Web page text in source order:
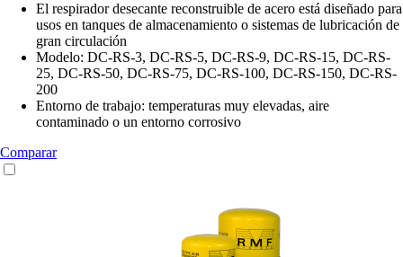
El respirador desecante reconstruible de acero está diseñado para
usos en tanques de almacenamiento o sistemas de lubricación de
gran circulación
Modelo: DC-RS-3, DC-RS-5, DC-RS-9, DC-RS-15, DC-RS-
25, DC-RS-50, DC-RS-75, DC-RS-100, DC-RS-150, DC-RS-
200
Entorno de trabajo: temperaturas muy elevadas, aire
contaminado o un entorno corrosivo
Comparar